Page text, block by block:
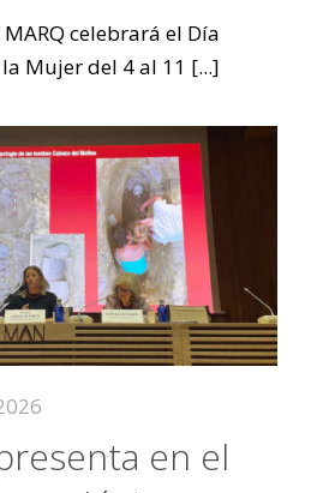
celebrará el Día
Mujer del 4 al 11 [...]
en el